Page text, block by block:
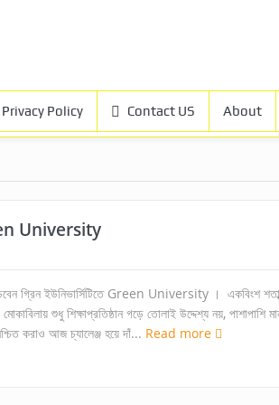
Privacy Policy Contact US About
University
গ্রিন ইউনিভার্সিটিতে Green University । একবিংশ
মোকাবিলায় শুধু শিক্ষাপ্রতিষ্ঠান গড়ে তোলাই উদ্দেশ্য নয়, পাশাপাশি
করাও আজ চ্যালেঞ্জ হয়ে দাঁ... Read more